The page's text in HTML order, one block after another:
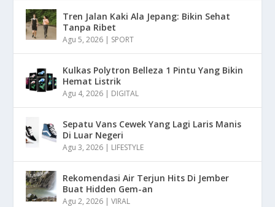
Tren Jalan Kaki Ala Jepang: Bikin Sehat
Tanpa Ribet
Agu 5, 2026 | SPORT
Kulkas Polytron Belleza 1 Pintu Yang Bikin
Hemat Listrik
Agu 4, 2026 | DIGITAL
Sepatu Vans Cewek Yang Lagi Laris Manis
Di Luar Negeri
Agu 3, 2026 | LIFESTYLE
Rekomendasi Air Terjun Hits Di Jember
Buat Hidden Gem-an
Agu 2, 2026 |VIRAL